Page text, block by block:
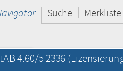
Suche Merkliste
4.60/5 2336